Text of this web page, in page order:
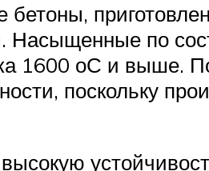
бетоны,
по
1600 оС и выше.
поскольку